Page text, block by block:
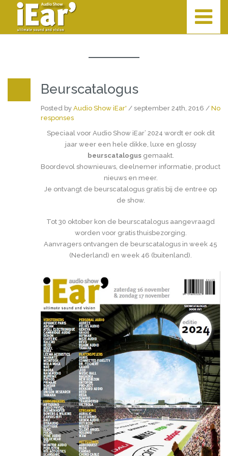
Beurscatalogus
Posted by Audio Show iEar' / september 24th, 2016 / No
responses
Speciaal voor Audio Show iEar’ 2024 wordt er ook dit
jaar weer een hele dikke, luxe en glossy
beurscatalogusgemaakt.
Boordevol shownieuws, deelnemer informatie, product
nieuws en meer.
Je ontvangt de beurscatalogus gratis bij de entree op
de show.
Tot 30 oktober kon de beurscatalogus aangevraagd
worden voor gratis thuisbezorging.
Aanvragers ontvangen de beurscatalogus in week 45
(Nederland) en week 46 (buitenland).